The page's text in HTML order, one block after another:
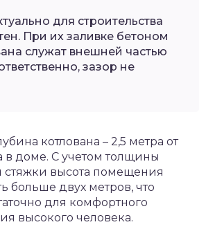
для строительства
При их заливке бетоном
служат внешней частью
зазор не
котлована – 2,5 метра от
в доме. С учетом толщины
высота помещения
больше двух метров, что
для комфортного
высокого человека.